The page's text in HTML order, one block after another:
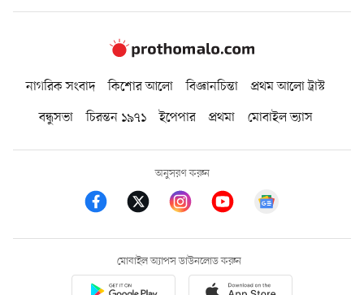
নাগরিক সংবাদ কিশোর আলো বিজ্ঞানচিন্তা
প্রথম আলো ট্রাস্ট
বন্ধুসভা
চিরন্তন ১৯৭১ ইপেপার প্রথমা মোবাইল ভ্যাস
অনুসরণ করুন
মোবাইল অ্যাপস ডাউনলোড করুন